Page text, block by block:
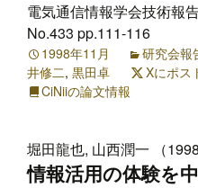
電気通信情報学会技術報
No.433 pp.111-116
1998年11月 研究会報
井修二, 黒田卓 Xにポス
CiNiiの論文情報
堀田龍也, 山西潤一 （1998
情報活用の体験を